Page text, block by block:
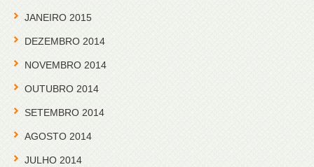
JANEIRO 2015
DEZEMBRO 2014
NOVEMBRO 2014
OUTUBRO 2014
SETEMBRO 2014
AGOSTO 2014
JULHO 2014